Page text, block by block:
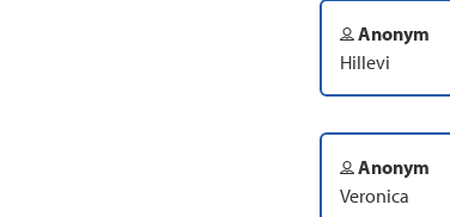
Anonym
Hillevi
Anonym
Veronica